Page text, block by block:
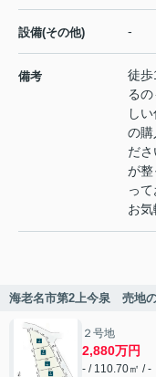
設備(その他) -
備考
徒歩
る
し
の購
だ
が整
っ
お気
海老名市第2上今泉 売地
２号地
2,880万円
- / 110.70㎡ / -